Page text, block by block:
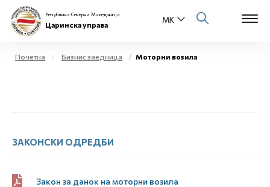
Бизнис заедница
Е-Царина
Република Северна Македонија
Царинска управа
Почетна Бизнис заедница Моторни возила
ЗАКОНСКИ ОДРЕДБИ
Закон за данок на моторни возила